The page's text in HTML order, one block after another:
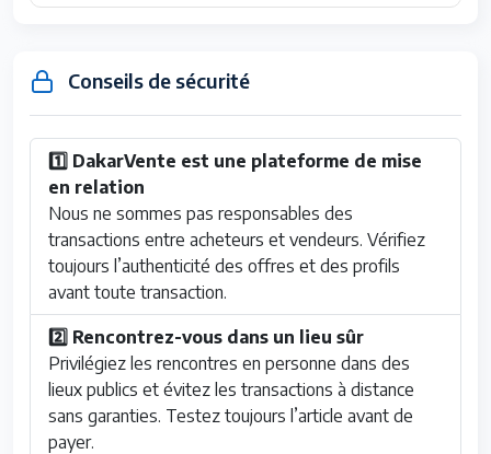
Conseils de sécurité
1️⃣ DakarVente est une plateforme de mise
en relation
Nous ne sommes pas responsables des
transactions entre acheteurs et vendeurs. Vérifiez
toujours l’authenticité des offres et des profils
avant toute transaction.
2️⃣ Rencontrez-vous dans un lieu sûr
Privilégiez les rencontres en personne dans des
lieux publics et évitez les transactions à distance
sans garanties. Testez toujours l’article avant de
payer.